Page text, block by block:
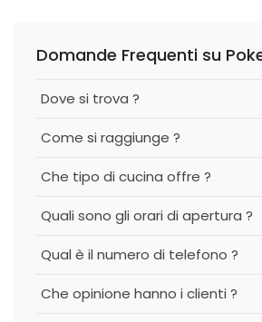
Dove si trova ?
Come si raggiunge ?
Che tipo di cucina offre ?
Quali sono gli orari di apertura ?
Qual è il numero di telefono ?
Che opinione hanno i clienti ?